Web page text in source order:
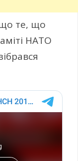
те, що
НАТО